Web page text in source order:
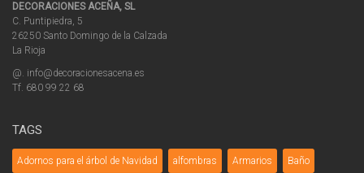
DECORACIONES ACEÑA, SL
C. Puntipiedra, 5
26250 Santo Domingo de la Calzada
La Rioja
@. info@decoracionesacena.es
Tf. 680 99 22 68
TAGS
Adornos para el árbol de Navidad alfombras Armarios Baño